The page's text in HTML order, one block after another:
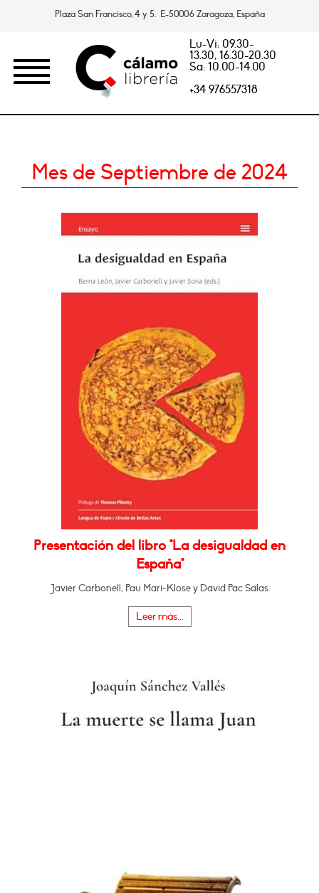
Plaza San Francisco, 4 y 5. E-50006 Zaragoza, España
Lu-Vi: 09.30-
13.30, 16.30-20.30
Sa: 10.00-14.00
+34 976557318
Mes de Septiembre de 2024
Presentación del libro "La desigualdad en
España"
Javier Carbonell, Pau Mari-Klose y David Pac Salas
Leer más...